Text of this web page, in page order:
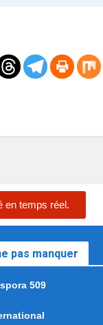
en temps réel.
pas manquer
509